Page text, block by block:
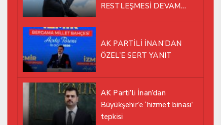
RESTLEŞMESİ DEVAM
AK PARTİLİ İNAN’DAN
ÖZEL’E SERT YANIT
AK Parti’li İnan’dan
Büyükşehir’e ‘hizmet binası’
tepkisi